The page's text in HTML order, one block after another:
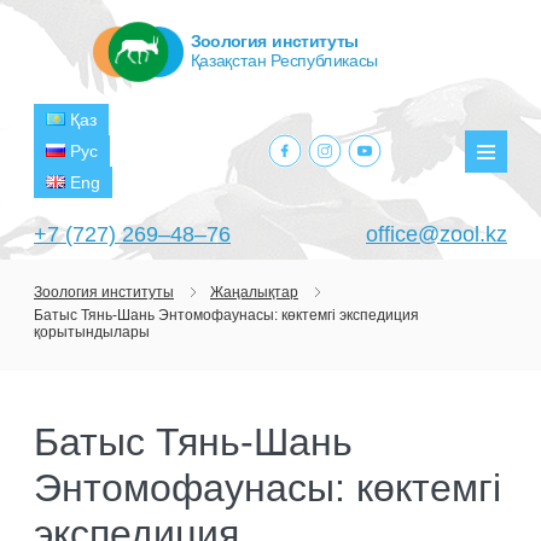
+7 (727) 269‒48‒76 office@zool.kz
Қаз
Рус
Eng
facebook.com
instagram.com
youtube.com
Зоология институты
Қазақстан Республикасы
БАСТЫ
БАСШЫЛЫҚ
ҚҰРЫЛЫМЫ
БӨЛІМШЕЛЕР
ЗЕРТХАНАЛАР
ТЕРОЛОГИЯ ЗЕРТХАНАСЫ
ҒЫЛЫМИ-ЗЕРТТЕУ ОРТАЛЫҚТАРЫ
ЖОБАЛАР
АҒЫМДАҒЫ ЖОБАЛАР
Зоология институты
Жаңалықтар
Батыс Тянь-Шань Энтомофаунасы: көктемгі экспедиция
қорытындылары
Батыс Тянь-Шань
Энтомофаунасы: көктемгі